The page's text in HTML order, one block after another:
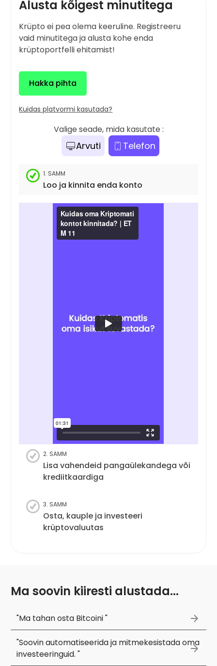
Alusta kõigest minutitega
Krüpto ei pea olema keeruline. Registreeru
vaid minutitega ja alusta kohe enda
krüptoportfelli ehitamist!
Hakka pihta
Kuidas platvormi kasutada?
Valige seade, mida kasutate :
Arvuti Telefon
1. SAMM
Loo ja kinnita enda konto
2. SAMM
Lisa vahendeid pangaülekandega või
krediitkaardiga
3. SAMM
Osta, kauple ja investeeri
krüptovaluutas
Ma soovin kiiresti alustada...
"Ma tahan osta Bitcoini "
"Soovin automatiseerida ja mitmekesistada oma
investeeringuid. "